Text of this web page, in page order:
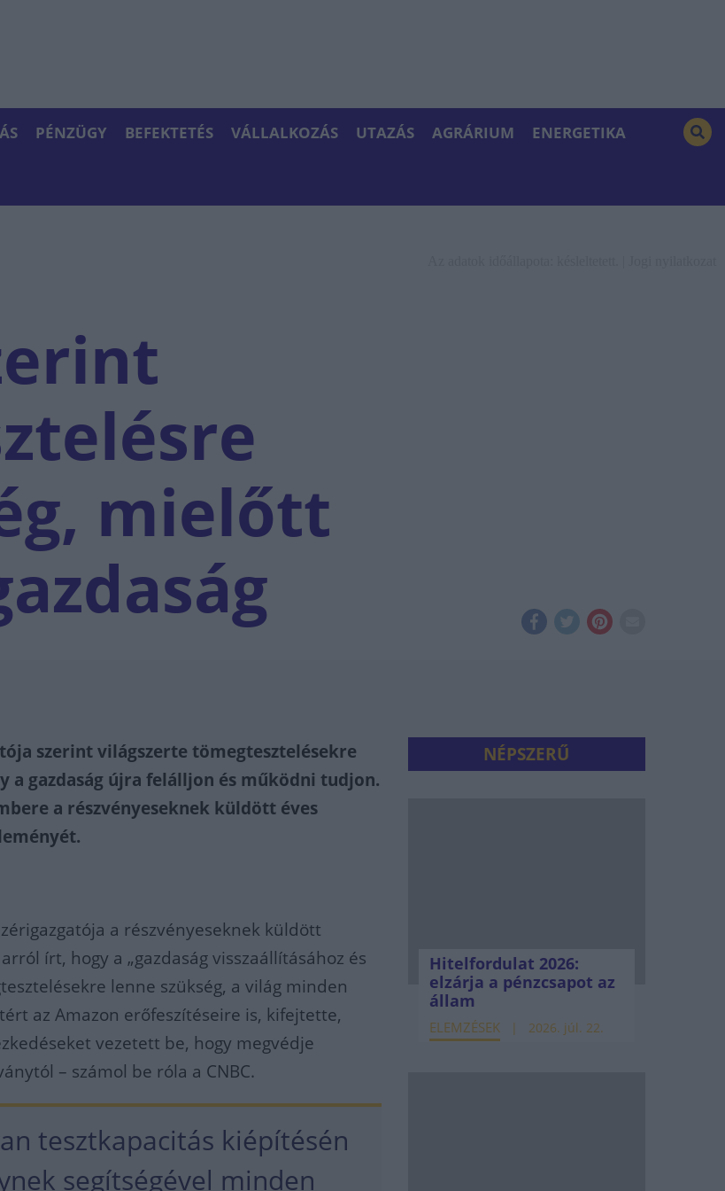
PÉNZÜGY BEFEKTETÉS VÁLLALKOZÁS UTAZÁS AGRÁRIUM ENERGETIKA
mielőtt
szerint világszerte tömegtesztelésekre
a gazdaság újra felálljon és működni tudjon.
a részvényeseknek küldött éves
a részvényeseknek küldött
írt, hogy a „gazdaság visszaállításához és
lenne szükség, a világ minden
az Amazon erőfeszítéseire is, kifejtette,
vezetett be, hogy megvédje
– számol be róla a CNBC.
tesztkapacitás kiépítésén
segítségével minden
NÉPSZERŰ
Hitelfordulat 2026:
elzárja a pénzcsapot az
állam
ELEMZÉSEK 2026. júl. 22.